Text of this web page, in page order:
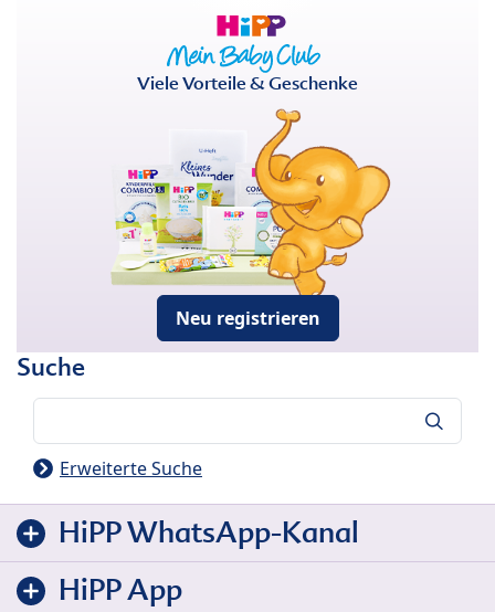
Viele Vorteile & Geschenke
Neu registrieren
Suche
Erweiterte Suche
HiPP WhatsApp-Kanal
HiPP App